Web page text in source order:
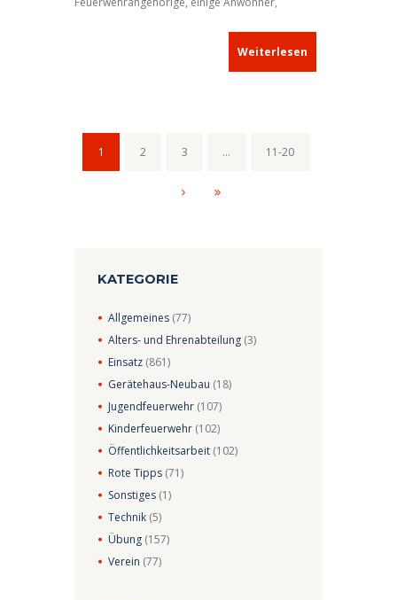
Stadtrats, Landrat Dr. Christian von Dobschütz,
zukünftigen Feuerwehrgerätehauses ein: Die
Stadt Neustadt a.d.Aisch hatte zum Richtfest
eingeladen!
Weiterlesen
1 2 3 … 11-20
KATEGORIE
Allgemeines (77)
Alters- und Ehrenabteilung (3)
Einsatz (861)
Gerätehaus-Neubau (18)
Jugendfeuerwehr (107)
Kinderfeuerwehr (102)
Öffentlichkeitsarbeit (102)
Rote Tipps (71)
Sonstiges (1)
Technik (5)
Übung (157)
Verein (77)